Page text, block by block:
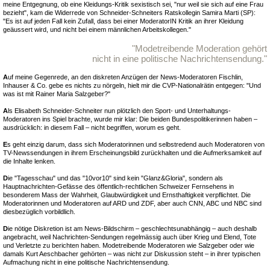
meine Entgegnung, ob eine Kleidungs-Kritik sexistisch sei, "nur weil sie sich auf eine Frau
bezieht", kam die Widerrede von Schneider-Schneiters Ratskollegin Samira Marti (SP):
"Es ist auf jeden Fall kein Zufall, dass bei einer ModeratorIN Kritik an ihrer Kleidung
geäussert wird, und nicht bei einem männlichen Arbeitskollegen."
"Modetreibende Moderation gehört
nicht in eine politische Nachrichtensendung."
Auf meine Gegenrede, an den diskreten Anzügen der News-Moderatoren Fischlin,
Inhauser & Co. gebe es nichts zu nörgeln, hielt mir die CVP-Nationalrätin entgegen: "Und
was ist mit Rainer Maria Salzgeber?"
Als Elisabeth Schneider-Schneiter nun plötzlich den Sport- und Unterhaltungs-
Moderatoren ins Spiel brachte, wurde mir klar: Die beiden Bundespolitikerinnen haben –
ausdrücklich: in diesem Fall – nicht begriffen, worum es geht.
Es geht einzig darum, dass sich Moderatorinnen und selbstredend auch Moderatoren von
TV-Newssendungen in ihrem Erscheinungsbild zurückhalten und die Aufmerksamkeit auf
die Inhalte lenken.
Die "Tagesschau" und das "10vor10" sind kein "Glanz&Gloria", sondern als
Hauptnachrichten-Gefässe des öffentlich-rechtlichen Schweizer Fernsehens in
besonderem Mass der Wahrheit, Glaubwürdigkeit und Ernsthaftigkeit verpflichtet. Die
Moderatorinnen und Moderatoren auf ARD und ZDF, aber auch CNN, ABC und NBC sind
diesbezüglich vorbildlich.
Die nötige Diskretion ist am News-Bildschirm – geschlechtsunabhängig – auch deshalb
angebracht, weil Nachrichten-Sendungen regelmässig auch über Krieg und Elend, Tote
und Verletzte zu berichten haben. Modetreibende Moderatoren wie Salzgeber oder wie
damals Kurt Aeschbacher gehörten – was nicht zur Diskussion steht – in ihrer typischen
Aufmachung nicht in eine politische Nachrichtensendung.